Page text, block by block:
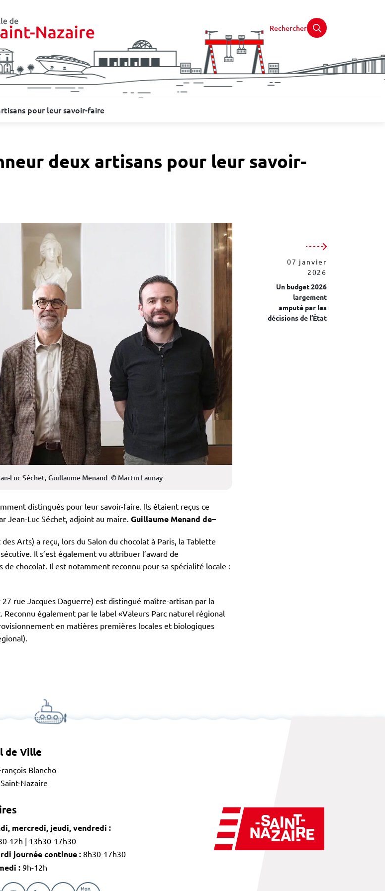
Rechercher
pour leur savoir-faire
deux artisans pour leur savoir-
07 janvier
2026
Un budget 2026
largement
amputé par les
décisions de l’État
Luc Séchet, Guillaume Menand. © Martin Launay.
distingués pour leur savoir-faire. Ils étaient reçus ce
Jean-Luc Séchet, adjoint au maire. Guillaume Menand de–
Arts) a reçu, lors du Salon du chocolat à Paris, la Tablette
Il s’est également vu attribuer l’award de
de chocolat. Il est notamment reconnu pour sa spécialité locale :
27 rue Jacques Daguerre) est distingué maître-artisan par la
également par le label «Valeurs Parc naturel régional
en matières premières locales et biologiques
de Ville
Blancho
Nazaire
mercredi, jeudi, vendredi :
12h | 13h30-17h30
journée continue : 8h30-17h30
:9h-12h